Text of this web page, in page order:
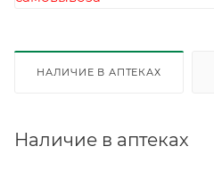
НАЛИЧИЕ В АПТЕКАХ
Наличие в аптеках